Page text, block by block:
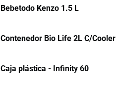
Bebetodo Kenzo 1.5 L
Contenedor Bio Life 2L C/Cooler
Caja plástica - Infinity 60